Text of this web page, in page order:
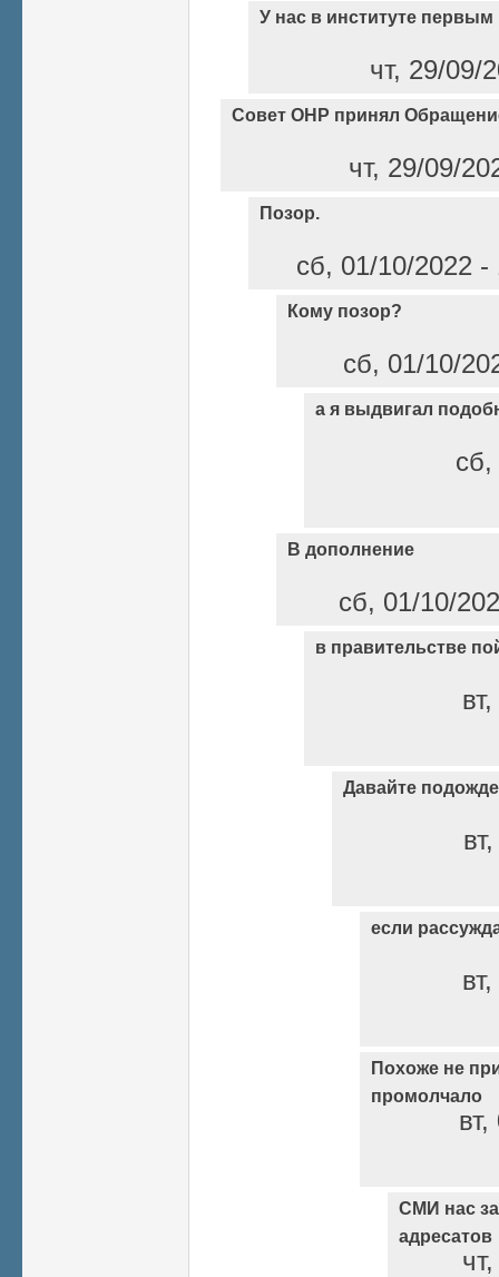
У нас в институте первым
чт, 29/09/
Совет ОНР принял
чт, 29/09/
Позор.
сб, 01/10/2022
Кому позор?
сб, 01/10/
а я выдвигал
В дополнение
сб, 01/10/
в правительстве
Давайте
если
Похоже не
промолчало
СМИ нас
адресатов